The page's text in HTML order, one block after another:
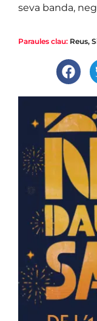
seva banda,
Paraules clau: Reus,